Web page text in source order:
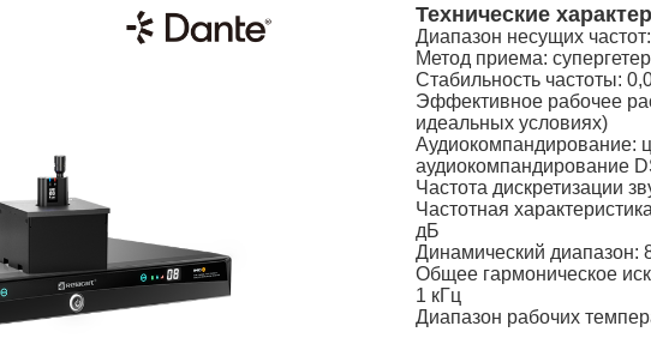
Технические
Диапазон несущих
Метод приема:
Стабильность частоты:
Эффективное рабочее
идеальных условиях)
Аудиокомпандирование:
аудиокомпандирование
Частота дискретизации
Частотная
дБ
Динамический диапазон:
Общее гармоническое
1 кГц
Диапазон рабочих